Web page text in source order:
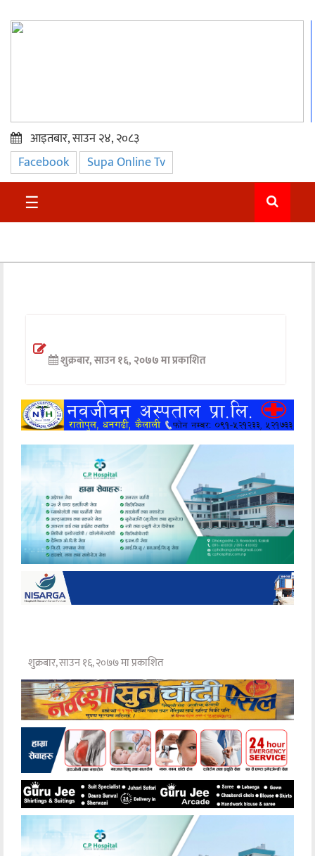
प्रमुख
समाचार
सुदुर
अन्तर्वार्ता
खेलकुद
मनोरञ्जन
अन्य
आइतबार, साउन २४, २०८३
Facebook Supa Online Tv
☰
शुक्रबार, साउन १६, २०७७ मा प्रकाशित
शुक्रबार, साउन १६, २०७७ मा प्रकाशित